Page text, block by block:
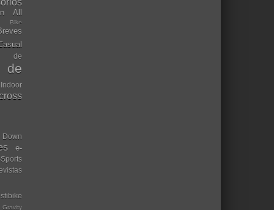
All
Bike
de
de
Down
e-
Gravity